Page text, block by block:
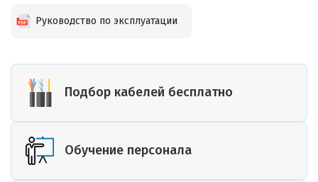
Руководство по эксплуатации
Подбор кабелей бесплатно
Обучение персонала